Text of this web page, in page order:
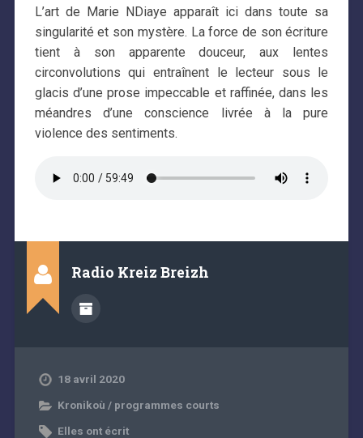
L’art de Marie NDiaye apparaît ici dans toute sa
singularité et son mystère. La force de son écriture
tient à son apparente douceur, aux lentes
circonvolutions qui entraînent le lecteur sous le
glacis d’une prose impeccable et raffinée, dans les
méandres d’une conscience livrée à la pure
violence des sentiments.
Radio Kreiz Breizh
18 avril 2020
Kronikoù / programmes courts
Elles ont écrit